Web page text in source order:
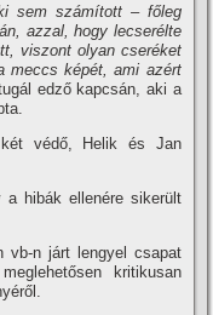
sem számított – főleg
azzal, hogy lecserélte
viszont olyan cseréket
meccs képét, ami azért
edző kapcsán, aki a
két védő, Helik és Jan
hibák ellenére sikerült
vb-n járt lengyel csapat
kritikusan